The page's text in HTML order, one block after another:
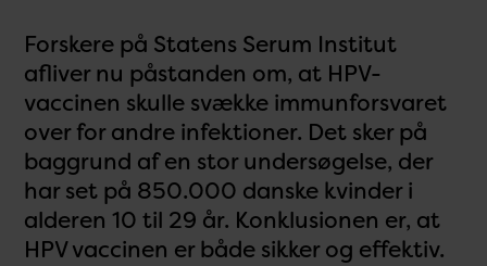
Forskere på Statens Serum Institut
afliver nu påstanden om, at HPV-
vaccinen skulle svække immunforsvaret
over for andre infektioner. Det sker på
baggrund af en stor undersøgelse, der
har set på 850.000 danske kvinder i
alderen 10 til 29 år. Konklusionen er, at
HPV vaccinen er både sikker og effektiv.